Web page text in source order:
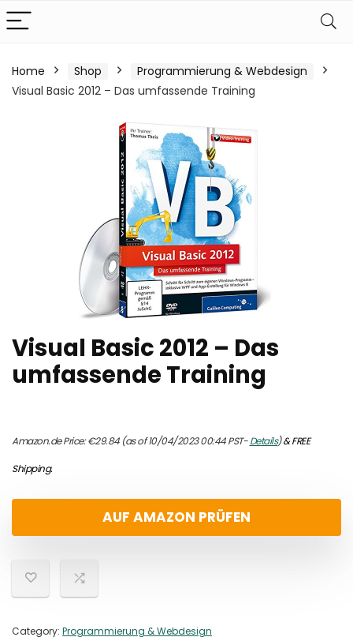
Home Shop
Programmierung & Webdesign
Visual Basic 2012 – Das umfassende Training
Visual Basic 2012 – Das
umfassende Training
Amazon.de Price:€29.84(as of 10/04/2023 00:44 PST-Details)&FREE
Shipping.
AUF AMAZON PRÜFEN
Category: Programmierung & Webdesign